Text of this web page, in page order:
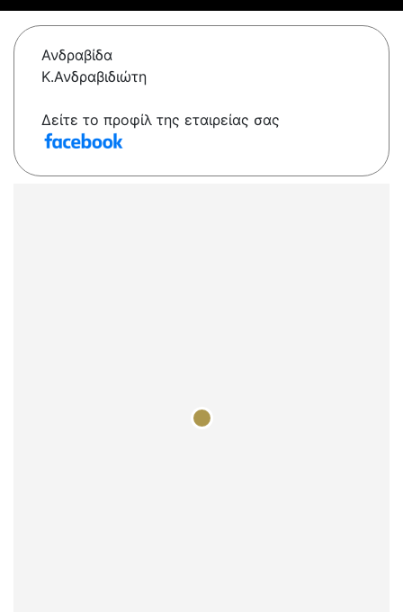
Ανδραβίδα
Κ.Ανδραβιδιώτη
Δείτε το προφίλ της εταιρείας σας